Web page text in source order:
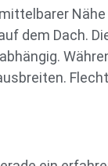
dem Dach.